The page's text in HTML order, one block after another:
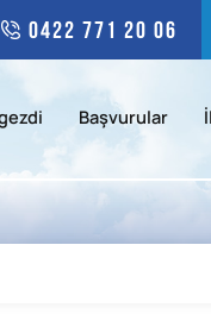
0422 771 20 06
Başvurular